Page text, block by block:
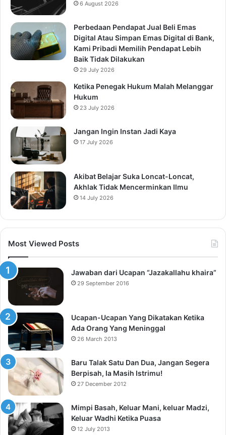
6 August 2026
Perbedaan Pendapat Jual Beli Emas
Digital Atau Simpan Emas Digital di Bank,
Kami Pribadi Memilih Pendapat Lebih
Baik Tidak Dilakukan
29 July 2026
Ketika Penegak Hukum Malah Melanggar
Hukum
23 July 2026
Jangan Ingin Instan Jadi Kaya
17 July 2026
Akibat Belajar Suka Loncat-Loncat,
Akhlak Tidak Mencerminkan Ilmu
14 July 2026
Most Viewed Posts
Jawaban dari Ucapan “Jazakallahu khaira”
29 September 2016
Ucapan-Ucapan Yang Dikatakan Ketika
Ada Orang Yang Meninggal
26 March 2013
Baru Talak Satu Dan Dua, Jangan Segera
Berpisah, Ia Masih Istrimu!
27 December 2012
Mimpi Basah, Keluar Mani, keluar Madzi,
Keluar Wadhi Ketika Puasa
12 July 2013